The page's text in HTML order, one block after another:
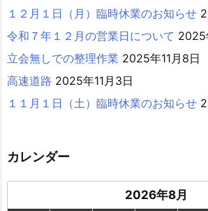
１２月１日（月）臨時休業のお知らせ
令和７年１２月の営業日について 2025
立会無しでの整理作業 2025年11月8日
高速道路 2025年11月3日
１１月１日（土）臨時休業のお知らせ
カレンダー
2026年8月